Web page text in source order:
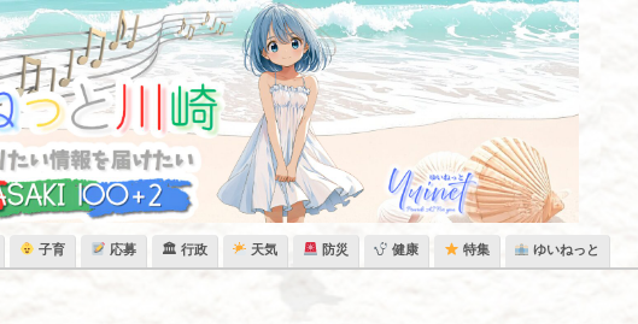
子育 応募 🏛 行政 天気 防災 健康 特集 ゆいねっと